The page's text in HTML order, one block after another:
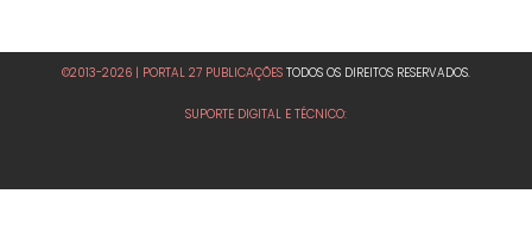
©2013-2026 | PORTAL 27 PUBLICAÇÕES TODOS OS DIREITOS RESERVADOS.
SUPORTE DIGITAL E TÉCNICO: